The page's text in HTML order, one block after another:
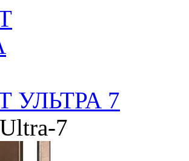
УЛЬТРА 7
7